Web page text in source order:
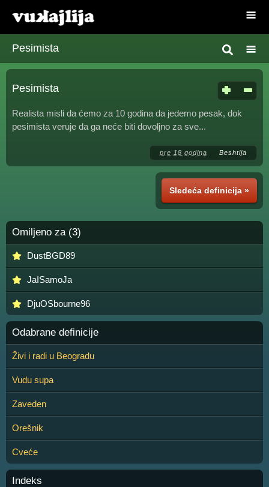
Pesimista
Pesimista
Realista misli da ćemo za 10 godina da jedemo pesak, dok
pesimista veruje da ga neće biti dovoljno za sve...
pre 18 godina Beshtija
Sledeća definicija »
Omiljeno za (3)
DustBGD89
JaISamoJa
DjuOSbourne96
Odabrane definicije
Živi i radi u Beogradu
Vudu supa
Zaveden
Orešnik
Cveće
Indeks